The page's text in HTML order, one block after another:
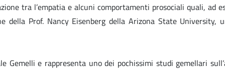
tra l’empatia e alcuni comportamenti prosociali quali, ad
Prof. Nancy Eisenberg della Arizona State
e rappresenta uno dei pochissimi studi gemellari